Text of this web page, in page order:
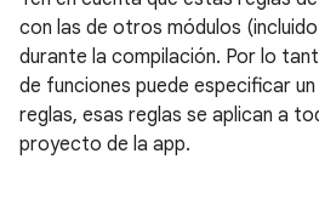
con las de otros módulos
durante la compilación. Por lo
de funciones puede especificar
reglas, esas reglas se aplican a
proyecto de la app.